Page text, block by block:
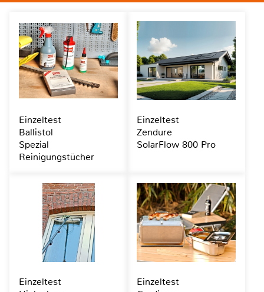
Einzeltest
Ballistol
Spezial
Reinigungstücher
Einzeltest
Zendure
SolarFlow 800 Pro
Einzeltest
Einzeltest